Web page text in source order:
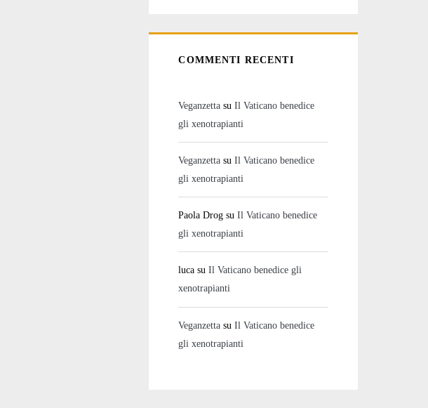
COMMENTI RECENTI
Veganzetta suIl Vaticano benedice
gli xenotrapianti
Veganzetta suIl Vaticano benedice
gli xenotrapianti
Paola Drog suIl Vaticano benedice
gli xenotrapianti
luca suIl Vaticano benedice gli
xenotrapianti
Veganzetta suIl Vaticano benedice
gli xenotrapianti